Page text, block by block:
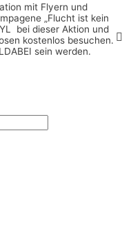
mit Flyern und
„Flucht ist kein
bei dieser Aktion und
kostenlos besuchen.
sein werden.